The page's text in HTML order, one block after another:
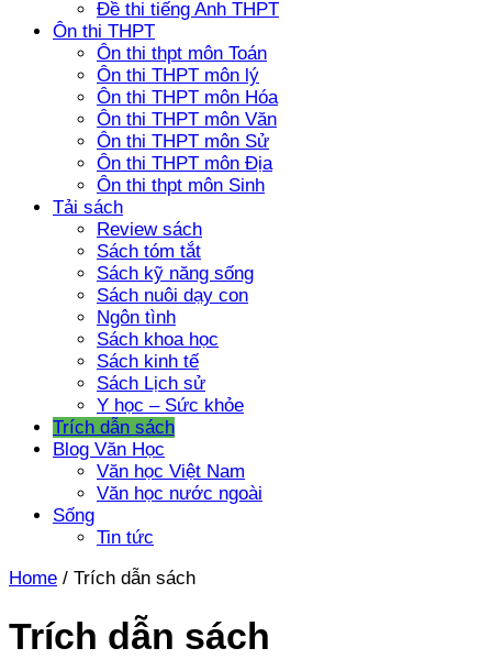
Đề thi tiếng Anh THPT
Ôn thi THPT
Ôn thi thpt môn Toán
Ôn thi THPT môn lý
Ôn thi THPT môn Hóa
Ôn thi THPT môn Văn
Ôn thi THPT môn Sử
Ôn thi THPT môn Địa
Ôn thi thpt môn Sinh
Tải sách
Review sách
Sách tóm tắt
Sách kỹ năng sống
Sách nuôi dạy con
Ngôn tình
Sách khoa học
Sách kinh tế
Sách Lịch sử
Y học – Sức khỏe
Trích dẫn sách
Blog Văn Học
Văn học Việt Nam
Văn học nước ngoài
Sống
Tin tức
Home / Trích dẫn sách
Trích dẫn sách